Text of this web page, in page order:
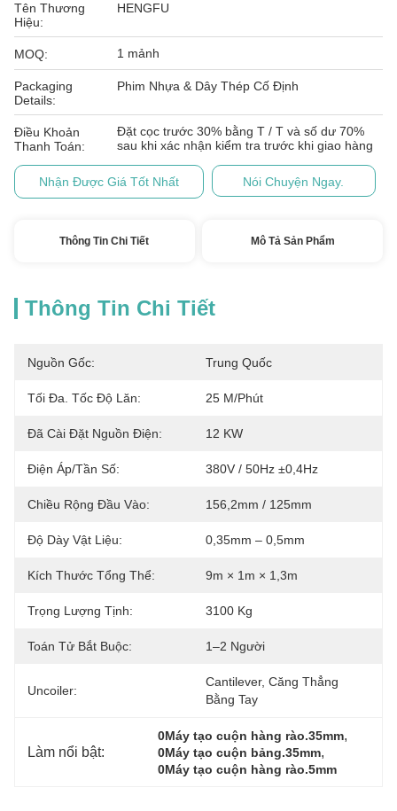
Tên Thương
Hiệu:
HENGFU
MOQ: 1 mảnh
Packaging
Details:
Phim Nhựa & Dây Thép Cố Định
Điều Khoản
Thanh Toán:
Đặt cọc trước 30% bằng T / T và số dư 70%
sau khi xác nhận kiểm tra trước khi giao hàng
Nhận Được Giá Tốt Nhất Nói Chuyện Ngay.
Thông Tin Chi Tiết Mô Tả Sản Phẩm
Thông Tin Chi Tiết
Nguồn Gốc: Trung Quốc
Tối Đa. Tốc Độ Lăn: 25 M/phút
Đã Cài Đặt Nguồn Điện: 12 KW
Điện Áp/tần Số: 380V / 50Hz ±0,4Hz
Chiều Rộng Đầu Vào: 156,2mm / 125mm
Độ Dày Vật Liệu: 0,35mm – 0,5mm
Kích Thước Tổng Thể: 9m × 1m × 1,3m
Trọng Lượng Tịnh: 3100 Kg
Toán Tử Bắt Buộc: 1–2 Người
Uncoiler:
Cantilever, Căng Thẳng
Bằng Tay
Làm nổi bật:
0Máy tạo cuộn hàng rào.35mm,
0Máy tạo cuộn bảng.35mm,
0Máy tạo cuộn hàng rào.5mm